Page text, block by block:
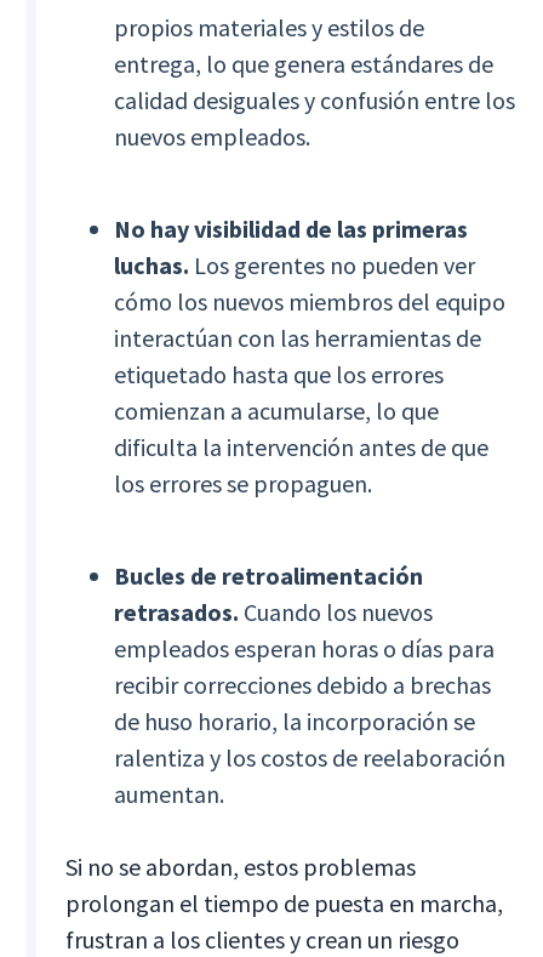
propios materiales y estilos de
entrega, lo que genera estándares de
calidad desiguales y confusión entre los
nuevos empleados.
No hay visibilidad de las primeras
luchas. Los gerentes no pueden ver
cómo los nuevos miembros del equipo
interactúan con las herramientas de
etiquetado hasta que los errores
comienzan a acumularse, lo que
dificulta la intervención antes de que
los errores se propaguen.
Bucles de retroalimentación
retrasados. Cuando los nuevos
empleados esperan horas o días para
recibir correcciones debido a brechas
de huso horario, la incorporación se
ralentiza y los costos de reelaboración
aumentan.
Si no se abordan, estos problemas
prolongan el tiempo de puesta en marcha,
frustran a los clientes y crean un riesgo